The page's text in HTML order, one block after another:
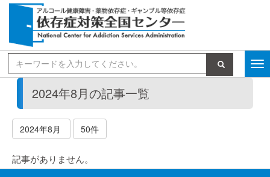
検索
2024年8月の記事一覧
2024年8月 50件
記事がありません。